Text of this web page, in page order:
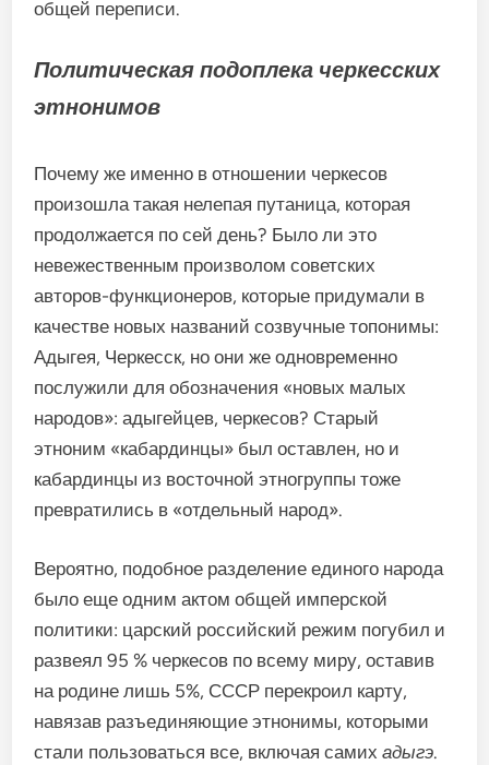
общей переписи.
Политическая подоплека черкесских
этнонимов
Почему же именно в отношении черкесов
произошла такая нелепая путаница, которая
продолжается по сей день? Было ли это
невежественным произволом советских
авторов-функционеров, которые придумали в
качестве новых названий созвучные топонимы:
Адыгея, Черкесск, но они же одновременно
послужили для обозначения «новых малых
народов»: адыгейцев, черкесов? Старый
этноним «кабардинцы» был оставлен, но и
кабардинцы из восточной этногруппы тоже
превратились в «отдельный народ».
Вероятно, подобное разделение единого народа
было еще одним актом общей имперской
политики: царский российский режим погубил и
развеял 95 % черкесов по всему миру, оставив
на родине лишь 5%, СССР перекроил карту,
навязав разъединяющие этнонимы, которыми
стали пользоваться все, включая самихадыгэ.